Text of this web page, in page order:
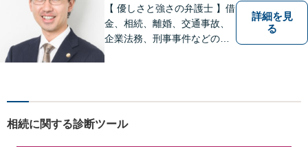
【 優しさと強さの弁護士 】借
金、相続、離婚、交通事故、
企業法務、刑事事件などのご
なリーガルサービスを提供い
詳細を見
る
相続に関する診断ツール